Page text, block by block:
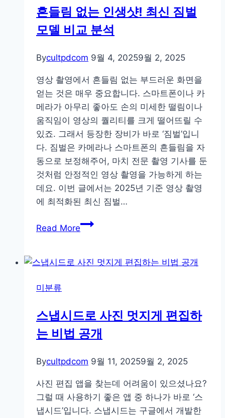
흔들림 없는 인생샷! 최신 짐벌
모델 비교 분석
Bycultpdcom 9월 4, 20259월 2, 2025
영상 촬영에서 흔들림 없는 부드러운 화면을
얻는 것은 매우 중요합니다. 스마트폰이나 카
메라가 아무리 좋아도 손의 미세한 떨림이나
움직임이 영상의 퀄리티를 크게 떨어뜨릴 수
있죠. 그래서 등장한 장비가 바로 ‘짐벌’입니
다. 짐벌은 카메라나 스마트폰의 흔들림을 자
동으로 보정해주어, 마치 전문 촬영 기사를 둔
것처럼 안정적인 영상 촬영을 가능하게 하는
데요. 이번 글에서는 2025년 기준 영상 촬영
에 최적화된 최신 짐벌…
Read More흔
없
샷!
최
짐
모
델
비
미분류
스냅시드로 사진 멋지게 편집하
는 비법 공개
Bycultpdcom 9월 11, 20259월 2, 2025
사진 편집 앱을 찾는데 어려움이 있으셨나요?
그럴 때 사용하기 좋은 앱 중 하나가 바로 ‘스
냅시드’입니다. 스냅시드는 구글에서 개발한